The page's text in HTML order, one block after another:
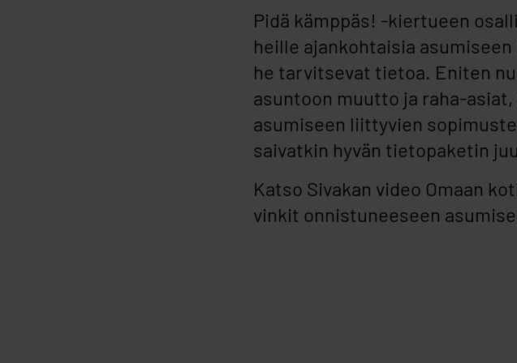
Pidä kämppäs! -kiertueen
heille ajankohtaisia
he tarvitsevat tietoa. Eniten
asuntoon muutto ja raha-
asumiseen liittyvien
saivatkin hyvän tietopaketin
Katso Sivakan video Omaan
vinkit onnistuneeseen